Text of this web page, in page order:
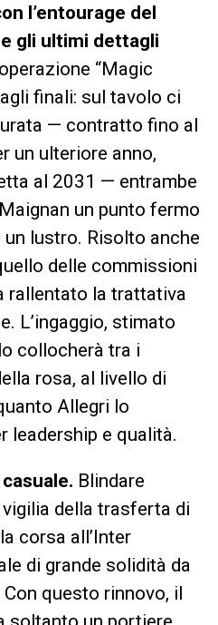
l’entourage del
gli ultimi dettagli
“Magic
finali: sul tavolo ci
— contratto fino al
un ulteriore anno,
al 2031 — entrambe
un punto fermo
lustro. Risolto anche
delle commissioni
rallentato la trattativa
L’ingaggio, stimato
collocherà tra i
rosa, al livello di
Allegri lo
leadership e qualità.
Blindare
della trasferta di
corsa all’Inter
di grande solidità da
questo rinnovo, il